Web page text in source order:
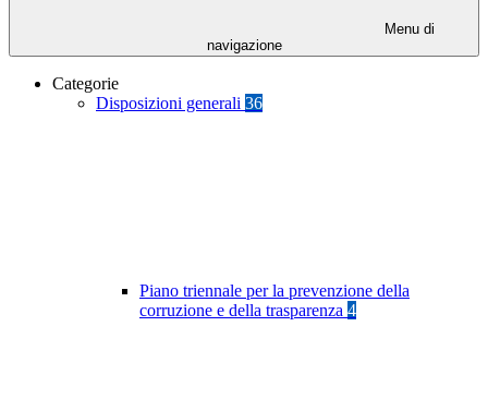
Menu di
navigazione
Categorie
Disposizioni generali 36
Piano triennale per la prevenzione della
corruzione e della trasparenza 4